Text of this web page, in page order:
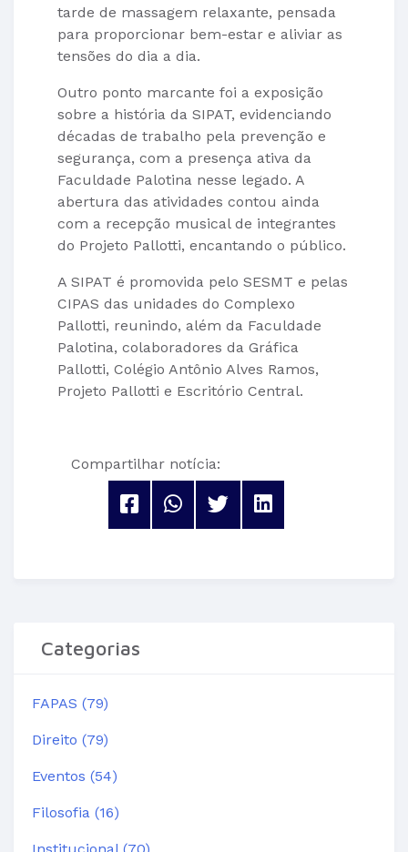
tarde de massagem relaxante, pensada
para proporcionar bem-estar e aliviar as
tensões do dia a dia.
Outro ponto marcante foi a exposição
sobre a história da SIPAT, evidenciando
décadas de trabalho pela prevenção e
segurança, com a presença ativa da
Faculdade Palotina nesse legado. A
abertura das atividades contou ainda
com a recepção musical de integrantes
do Projeto Pallotti, encantando o público.
A SIPAT é promovida pelo SESMT e pelas
CIPAS das unidades do Complexo
Pallotti, reunindo, além da Faculdade
Palotina, colaboradores da Gráfica
Pallotti, Colégio Antônio Alves Ramos,
Projeto Pallotti e Escritório Central.
Compartilhar notícia:
Categorias
FAPAS (79)
Direito (79)
Eventos (54)
Filosofia (16)
Institucional (70)